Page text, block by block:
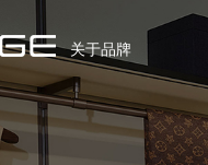
关于品牌